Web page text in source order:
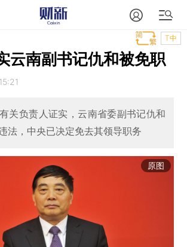
T中
云南副书记仇和被免职
关负责人证实，云南省委副书记仇和
法，中央已决定免去其领导职务
原图